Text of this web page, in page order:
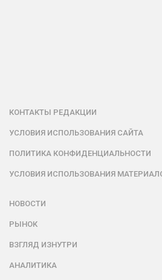
КОНТАКТЫ РЕДАКЦИИ
УСЛОВИЯ ИСПОЛЬЗОВАНИЯ САЙТА
ПОЛИТИКА КОНФИДЕНЦИАЛЬНОСТИ
УСЛОВИЯ ИСПОЛЬЗОВАНИЯ
НОВОСТИ
РЫНОК
ВЗГЛЯД ИЗНУТРИ
АНАЛИТИКА